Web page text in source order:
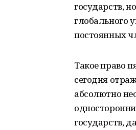
государств,
глобального
постоянных
Такое право
сегодня
абсолютно
государств,